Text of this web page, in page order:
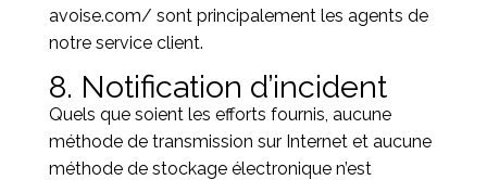
avoise.com/ sont principalement les agents de
notre service client.
8. Notification d’incident
Quels que soient les efforts fournis, aucune
méthode de transmission sur Internet et aucune
méthode de stockage électronique n’est